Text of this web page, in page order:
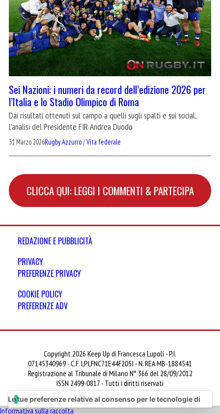
Sei Nazioni: i numeri da record dell’edizione 2026 per
l’Italia e lo Stadio Olimpico di Roma
Dai risultati ottenuti sul campo a quelli sugli spalti e sui social,
l'analisi del Presidente FIR Andrea Duodo
31 Marzo 2026Rugby Azzurro/Vita federale
CLICCA QUI: LEGGI I COMMENTI & PARTECIPA
REDAZIONE E PUBBLICITÀ
PRIVACY
PREFERENZE PRIVACY
COOKIE POLICY
PREFERENZE ADV
Copyright 2026 Keep Up di Francesca Lupoli - P.I.
07145340969 - C.F. LPLFNC71E44F205J - N. REA MB-1884541
Registrazione al Tribunale di Milano N° 366 del 28/09/2012
ISSN 2499-0817 - Tutti i diritti riservati
Informativa sulla raccolta
Le tue preferenze relative al consenso per le tecnologie di